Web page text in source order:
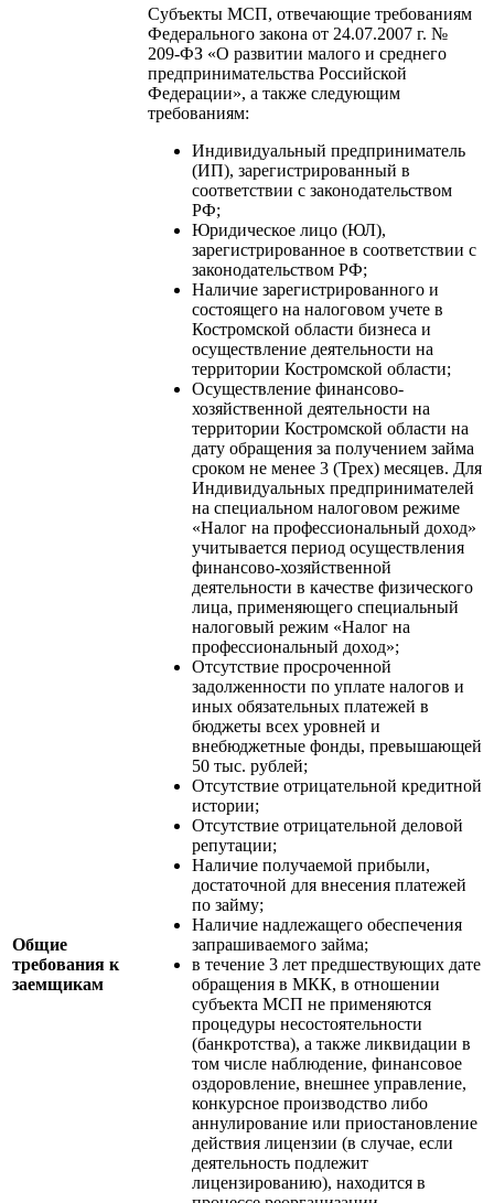
Общие
требования к
заемщикам
Субъекты МСП, отвечающие требованиям
Федерального закона от 24.07.2007 г. №
209-ФЗ «О развитии малого и среднего
предпринимательства Российской
Федерации», а также следующим
требованиям:
Индивидуальный предприниматель
(ИП), зарегистрированный в
соответствии с законодательством
РФ;
Юридическое лицо (ЮЛ),
зарегистрированное в соответствии с
законодательством РФ;
Наличие зарегистрированного и
состоящего на налоговом учете в
Костромской области бизнеса и
осуществление деятельности на
территории Костромской области;
Осуществление финансово-
хозяйственной деятельности на
территории Костромской области на
дату обращения за получением займа
сроком не менее 3 (Трех) месяцев. Для
Индивидуальных предпринимателей
на специальном налоговом режиме
«Налог на профессиональный доход»
учитывается период осуществления
финансово-хозяйственной
деятельности в качестве физического
лица, применяющего специальный
налоговый режим «Налог на
профессиональный доход»;
Отсутствие просроченной
задолженности по уплате налогов и
иных обязательных платежей в
бюджеты всех уровней и
внебюджетные фонды, превышающей
50 тыс. рублей;
Отсутствие отрицательной кредитной
истории;
Отсутствие отрицательной деловой
репутации;
Наличие получаемой прибыли,
достаточной для внесения платежей
по займу;
Наличие надлежащего обеспечения
запрашиваемого займа;
в течение 3 лет предшествующих дате
обращения в МКК, в отношении
субъекта МСП не применяются
процедуры несостоятельности
(банкротства), а также ликвидации в
том числе наблюдение, финансовое
оздоровление, внешнее управление,
конкурсное производство либо
аннулирование или приостановление
действия лицензии (в случае, если
деятельность подлежит
лицензированию), находится в